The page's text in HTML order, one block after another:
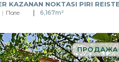
Поле 6,167m²
ПРОДАЖА